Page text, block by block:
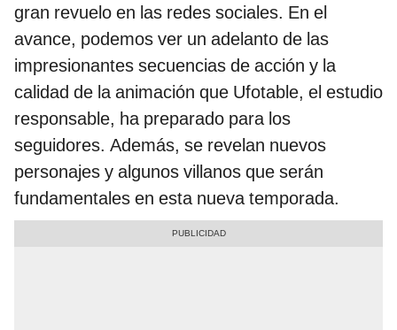
gran revuelo en las redes sociales. En el
avance, podemos ver un adelanto de las
impresionantes secuencias de acción y la
calidad de la animación que Ufotable, el estudio
responsable, ha preparado para los
seguidores. Además, se revelan nuevos
personajes y algunos villanos que serán
fundamentales en esta nueva temporada.